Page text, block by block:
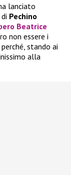
lanciato
Pechino
Beatrice
non essere i
stando ai
alla